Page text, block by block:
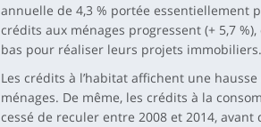
annuelle de 4,3 % portée essentiellement
crédits aux ménages progressent (+ 5,7
bas pour réaliser leurs projets immobiliers.
Les crédits à l’habitat affichent une
ménages. De même, les crédits à la
cessé de reculer entre 2008 et 2014,